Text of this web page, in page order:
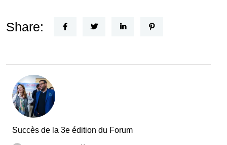
Nouvel
le
Tunisie
Share:
Succès de la 3e édition du Forum